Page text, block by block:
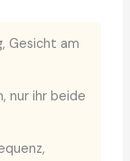
Gesicht am
nur ihr beide